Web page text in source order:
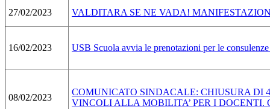
27/02/2023 VALDITARA SE NE VADA!
16/02/2023 USB Scuola avvia le prenotazioni per le
08/02/2023
COMUNICATO SINDACALE: CHIUSURA DI
VINCOLI ALLA MOBILITA’ PER I